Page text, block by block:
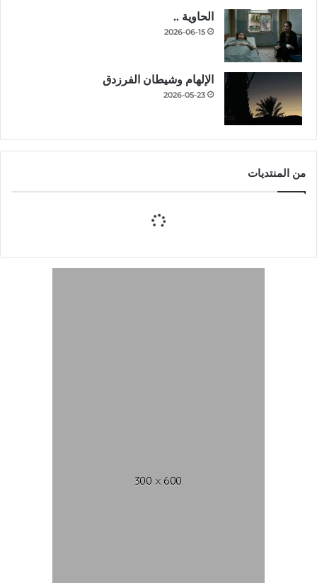
الحاوية ..
2026-06-15
الإلهام وشيطان الفرزدق
2026-05-23
من المنتديات